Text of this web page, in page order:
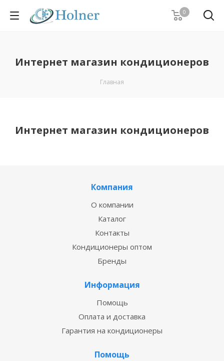
0
Интернет магазин кондиционеров
Главная
Интернет магазин кондиционеров
Компания
О компании
Каталог
Контакты
Кондиционеры оптом
Бренды
Информация
Помощь
Оплата и доставка
Гарантия на кондиционеры
Помощь